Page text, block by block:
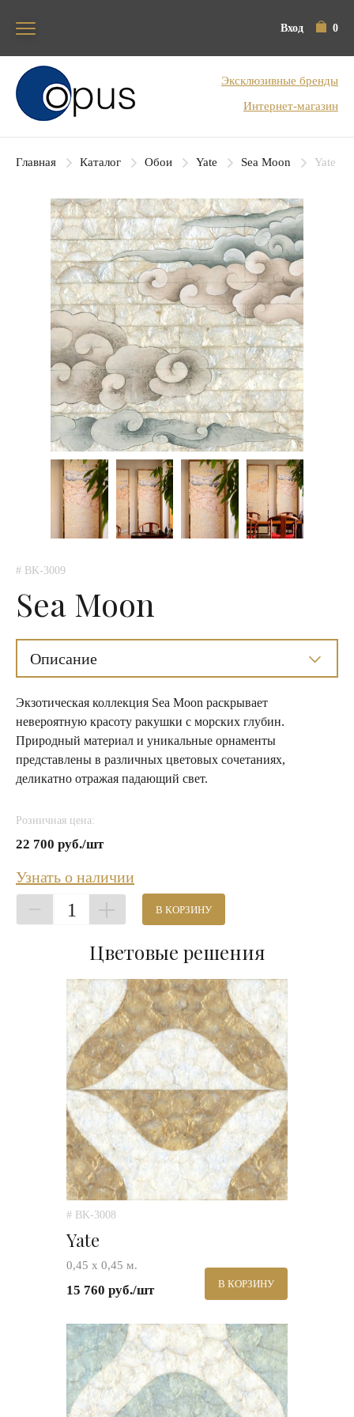
Вход 0
Блок поиска
Эксклюзивные бренды
Интернет-магазин
Главная Каталог Обои Yate Sea Moon Yate
# BK-3009
Sea Moon
Описание
Экзотическая коллекция Sea Moon раскрывает
невероятную красоту ракушки с морских глубин.
Природный материал и уникальные орнаменты
представлены в различных цветовых сочетаниях,
деликатно отражая падающий свет.
Розничная цена:
22 700 руб./шт
Узнать о наличии
1 В КОРЗИНУ
Цветовые решения
# BK-3008
Yate
0,45 х 0,45 м.
15 760 руб./шт В КОРЗИНУ